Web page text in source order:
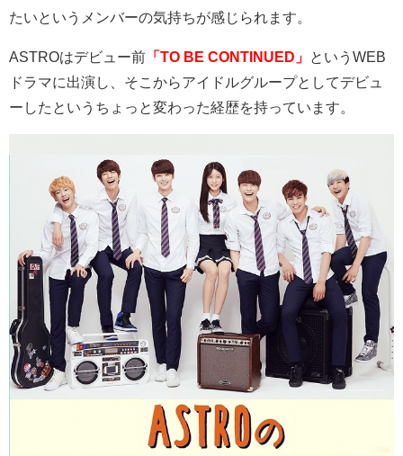
たいというメンバーの気持ちが感じられます。
ASTROはデビュー前 「TO BE CONTINUED」 という WEB
ドラマに出演し、そこからアイドルグループとしてデビュ
ーしたというちょっと変わった経歴を持っています。